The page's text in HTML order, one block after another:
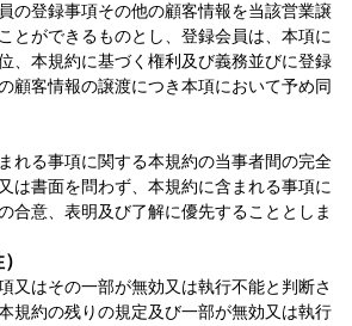
の登録事項その他の顧客情報を当該営業譲
とができるものとし、登録会員は、本項に
、本規約に基づく権利及び義務並びに登録
顧客情報の譲渡につき本項において予め同
れる事項に関する本規約の当事者間の完全
は書面を問わず、本規約に含まれる事項に
合意、表明及び了解に優先することとしま
又はその一部が無効又は執行不能と判断さ
規約の残りの規定及び一部が無効又は執行